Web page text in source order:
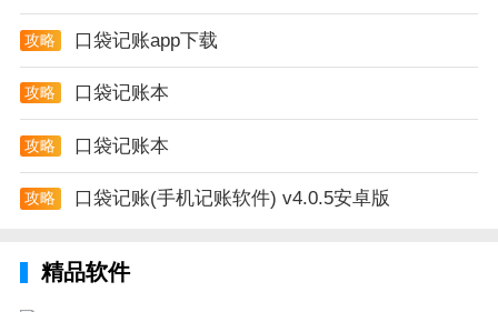
在钱包页面，点击任意账户，在账户页面最底部有个转
账按钮，点击转账即可。
信用卡还款：使用转账功能，支付宝/储蓄卡转出到信
用卡。
取现：取现是账户与现金之间的转账，选择储蓄卡转出
到现金即可。
攻略 口袋记账app下载
攻略 口袋记账本
攻略 口袋记账本
攻略 口袋记账(手机记账软件) v4.0.5安卓版
精品软件